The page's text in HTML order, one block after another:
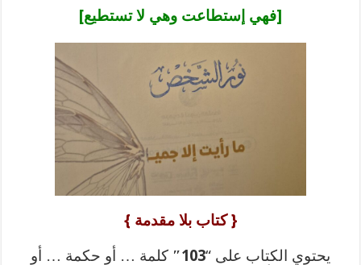
[فهي إستطاعت وهي لا تستطيع]
{ كتاب بلا مقدمة }
يحتوي الكتاب على “103″
كلمة … أو حكمة … أو